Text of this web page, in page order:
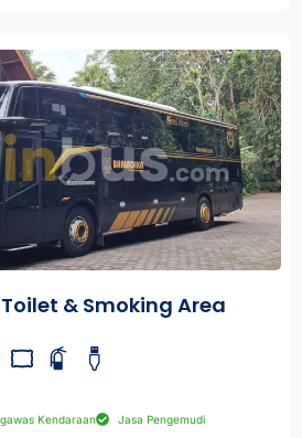
& Smoking Area
Kendaraan Jasa Pengemudi